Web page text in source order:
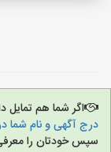
اگر شما هم تمایل
درج آگهی و نام شما
سپس خودتان را